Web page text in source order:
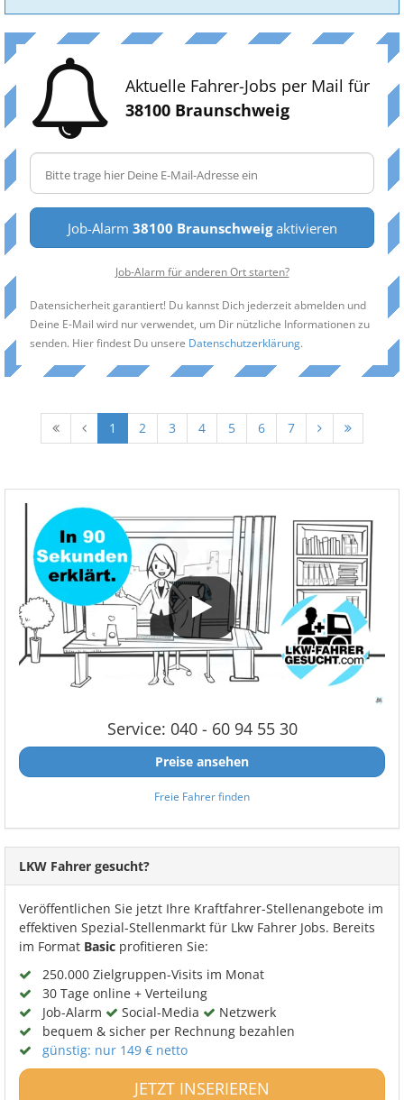
Aktuelle Fahrer-Jobs per Mail für
38100 Braunschweig
Job-Alarm 38100 Braunschweigaktivieren
Job-Alarm für anderen Ort starten?
Datensicherheit garantiert! Du kannst Dich jederzeit abmelden und
Deine E-Mail wird nur verwendet, um Dir nützliche Informationen zu
senden. Hier findest Du unsere Datenschutzerklärung.
1 2 3 4 5 6 7
Service: 040 - 60 94 55 30
Preise ansehen
Freie Fahrer finden
LKW Fahrer gesucht?
Veröffentlichen Sie jetzt Ihre Kraftfahrer-Stellenangebote im
effektiven Spezial-Stellenmarkt für Lkw Fahrer Jobs. Bereits
im Format Basic profitieren Sie:
250.000 Zielgruppen-Visits im Monat
30 Tage online + Verteilung
Job-Alarm
Social-Media
Netzwerk
bequem & sicher per Rechnung bezahlen
günstig: nur 149 € netto
JETZT INSERIEREN